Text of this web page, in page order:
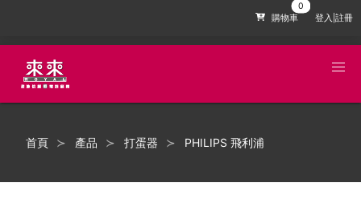
購物車 登入|註冊
首頁 產品 打蛋器 PHILIPS 飛利浦